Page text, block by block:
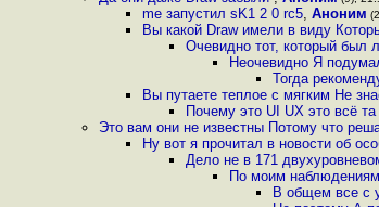
me запустил sK1 2 0 rc5, Аноним
Вы какой Draw имели в виду
Очевидно тот, который был
Неочевидно Я
Тогда
Вы путаете теплое с мягким Не
Почему это UI UX это всё
Это вам они не известны Потому что
Ну вот я прочитал в новости об
Дело не в 171
По моим
В общем все с